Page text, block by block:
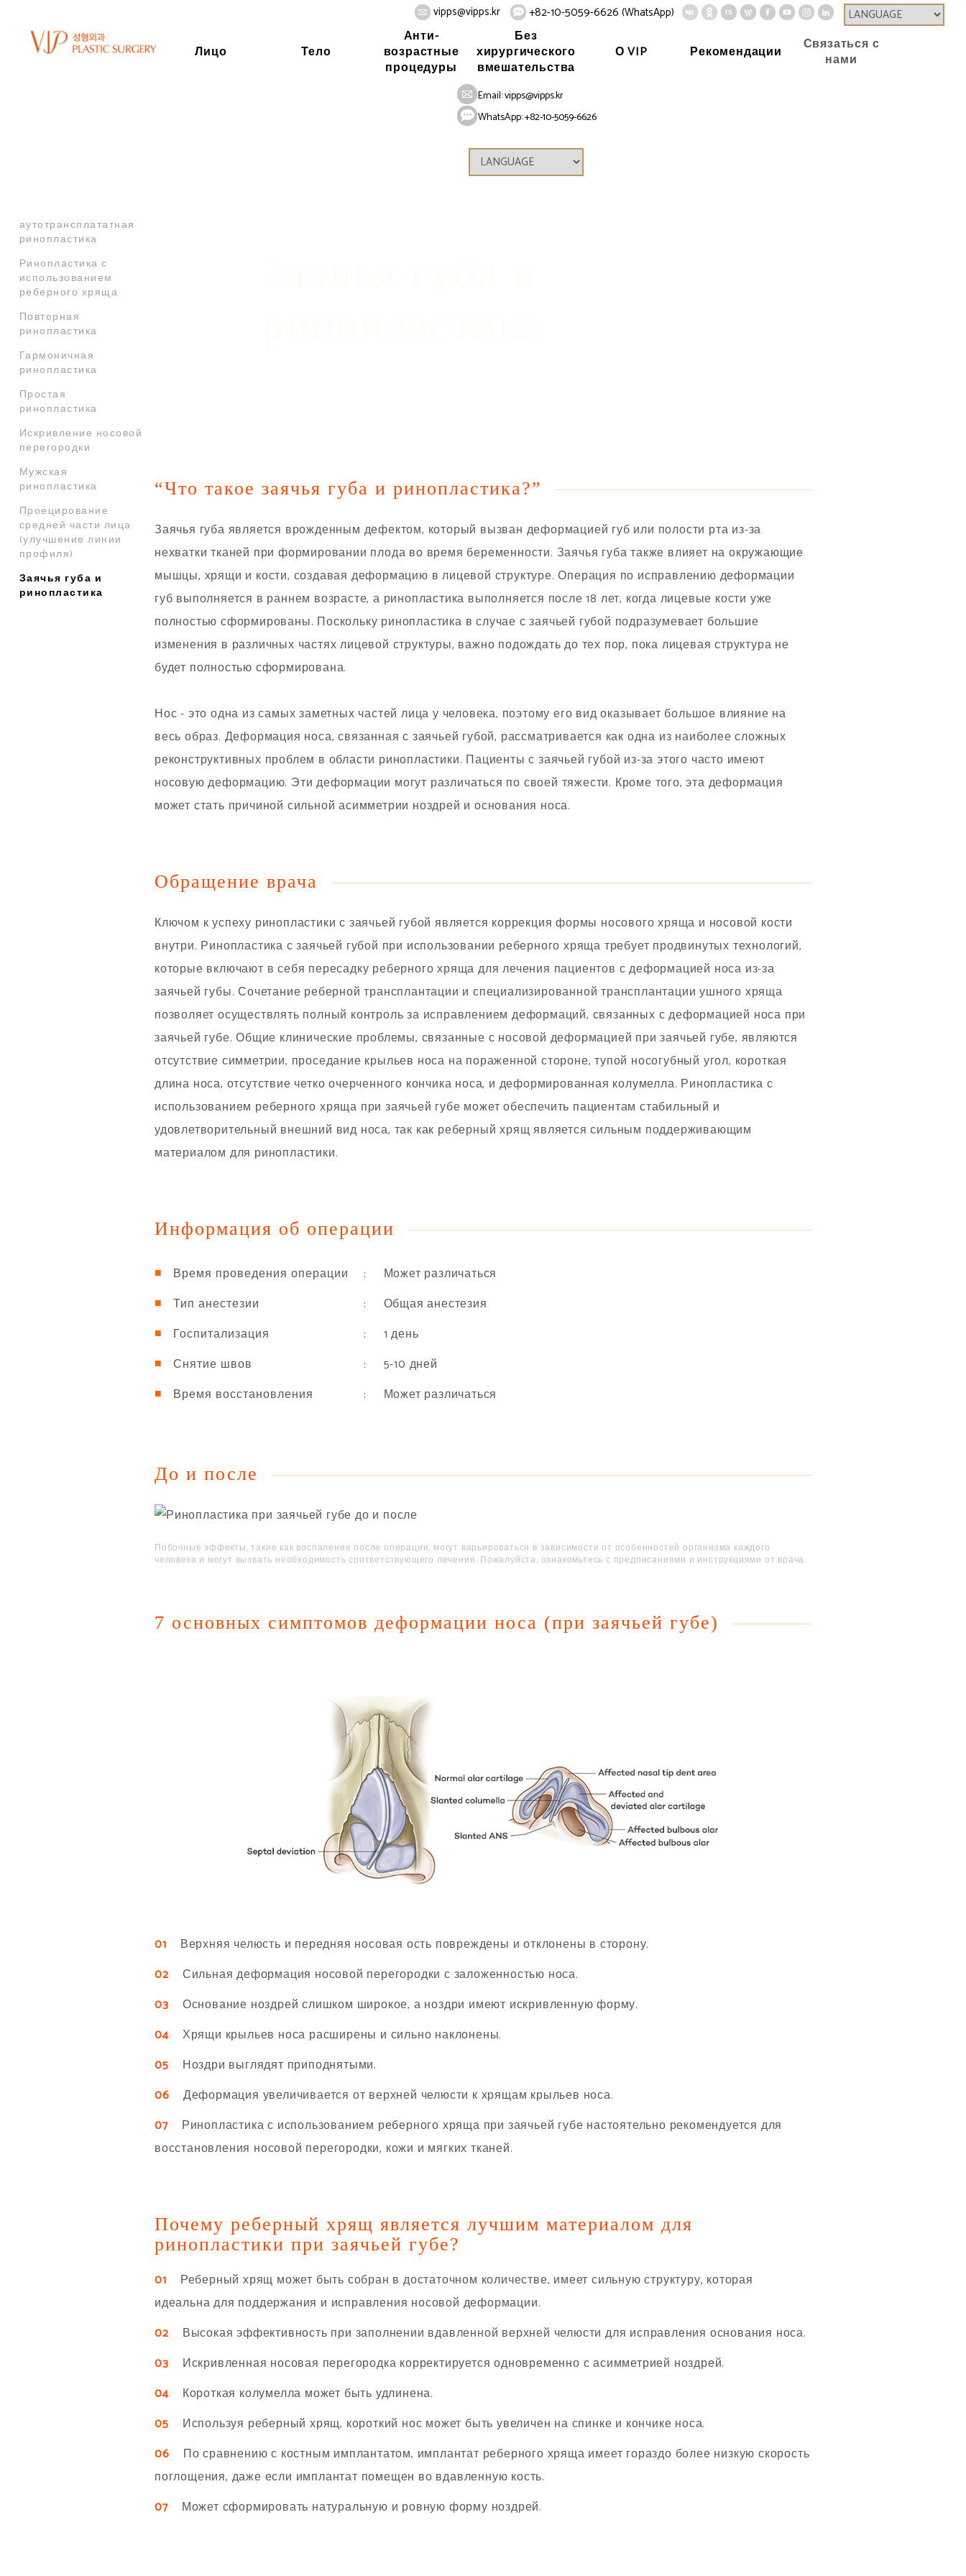
vipps@vipps.kr +82-10-5059-6626 (WhatsApp)
Лицо Тело
Анти-
возрастные
процедуры
Без
хирургического
вмешательства
О VIP Рекомендации
Связаться с
нами
Email:vipps@vipps.kr
WhatsApp: +82-10-5059-6626
аутотрансплататная
ринопластика
Ринопластика с
использованием
реберного хряща
Повторная
ринопластика
Гармоничная
ринопластика
Простая
ринопластика
Искривление носовой
перегородки
Мужская
ринопластика
Проецирование
средней части лица
(улучшение линии
профиля)
Заячья губа и
ринопластика
Home Лицо
“Что такое заячья губа и ринопластика?”
Заячья губа является врожденным дефектом, который вызван деформацией губ или полости рта из-за
нехватки тканей при формировании плода во время беременности. Заячья губа также влияет на окружающие
мышцы, хрящи и кости, создавая деформацию в лицевой структуре. Операция по исправлению деформации
губ выполняется в раннем возрасте, а ринопластика выполняется после 18 лет, когда лицевые кости уже
полностью сформированы. Поскольку ринопластика в случае с заячьей губой подразумевает большие
изменения в различных частях лицевой структуры, важно подождать до тех пор, пока лицевая структура не
будет полностью сформирована.
Нос - это одна из самых заметных частей лица у человека, поэтому его вид оказывает большое влияние на
весь образ. Деформация носа, связанная с заячьей губой, рассматривается как одна из наиболее сложных
реконструктивных проблем в области ринопластики. Пациенты с заячьей губой из-за этого часто имеют
носовую деформацию. Эти деформации могут различаться по своей тяжести. Кроме того, эта деформация
может стать причиной сильной асимметрии ноздрей и основания носа.
Обращение врача
Ключом к успеху ринопластики с заячьей губой является коррекция формы носового хряща и носовой кости
внутри. Ринопластика с заячьей губой при использовании реберного хряща требует продвинутых технологий,
которые включают в себя пересадку реберного хряща для лечения пациентов с деформацией носа из-за
заячьей губы. Сочетание реберной трансплантации и специализированной трансплантации ушного хряща
позволяет осуществлять полный контроль за исправлением деформаций, связанных с деформацией носа при
заячьей губе. Общие клинические проблемы, связанные с носовой деформацией при заячьей губе, являются
отсутствие симметрии, проседание крыльев носа на пораженной стороне, тупой носогубный угол, короткая
длина носа, отсутствие четко очерченного кончика носа, и деформированная колумелла. Ринопластика с
использованием реберного хряща при заячьей губе может обеспечить пациентам стабильный и
удовлетворительный внешний вид носа, так как реберный хрящ является сильным поддерживающим
материалом для ринопластики.
Информация об операции
Время проведения операции
: Может различаться
Тип анестезии
: Общая анестезия
Госпитализация
: 1 день
Снятие швов
: 5-10 дней
Время восстановления
: Может различаться
До и после
Побочные эффекты, такие как воспаление после операции, могут варьироваться в зависимости от особенностей организма каждого
человека и могут вызвать необходимость соответствующего лечения. Пожалуйста, ознакомьтесь с предписаниями и инструкциями от врача.
7 основных симптомов деформации носа (при заячьей губе)
01 Верхняя челюсть и передняя носовая ость повреждены и отклонены в сторону.
02Сильная деформация носовой перегородки с заложенностью носа.
03 Основание ноздрей слишком широкое, а ноздри имеют искривленную форму.
04Хрящи крыльев носа расширены и сильно наклонены.
05 Ноздри выглядят приподнятыми.
06 Деформация увеличивается от верхней челюсти к хрящам крыльев носа.
07Ринопластика с использованием реберного хряща при заячьей губе настоятельно рекомендуется для
восстановления носовой перегородки, кожи и мягких тканей.
Почему реберный хрящ является лучшим материалом для
ринопластики при заячьей губе?
01 Реберный хрящ может быть собран в достаточном количестве, имеет сильную структуру, которая
идеальна для поддержания и исправления носовой деформации.
02Высокая эффективность при заполнении вдавленной верхней челюсти для исправления основания носа.
03 Искривленная носовая перегородка корректируется одновременно с асимметрией ноздрей.
04Короткая колумелла может быть удлинена.
05 Используя реберный хрящ, короткий нос может быть увеличен на спинке и кончике носа.
06 По сравнению с костным имплантатом, имплантат реберного хряща имеет гораздо более низкую скорость
поглощения, даже если имплантат помещен во вдавленную кость.
07Может сформировать натуральную и ровную форму ноздрей.